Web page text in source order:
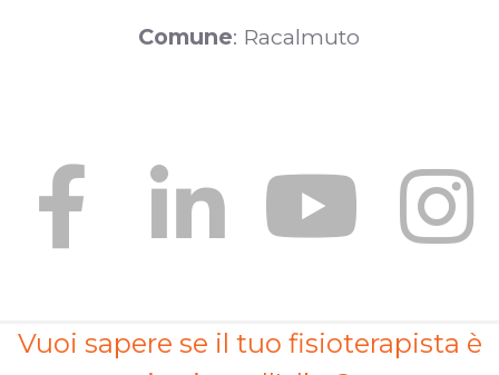
Comune: Racalmuto
Vuoi sapere se il tuo fisioterapista è